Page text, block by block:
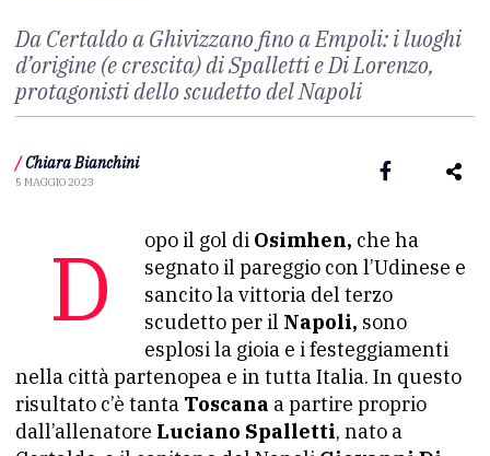
Da Certaldo a Ghivizzano fino a Empoli: i luoghi
d’origine (e crescita) di Spalletti e Di Lorenzo,
protagonisti dello scudetto del Napoli
/ Chiara Bianchini
5 MAGGIO 2023
Dopo il gol di Osimhen, che ha
segnato il pareggio con l’Udinese e
sancito la vittoria del terzo
scudetto per il Napoli, sono
esplosi la gioia e i festeggiamenti
nella città partenopea e in tutta Italia. In questo
risultato c’è tanta Toscana a partire proprio
dall’allenatore Luciano Spalletti, nato a